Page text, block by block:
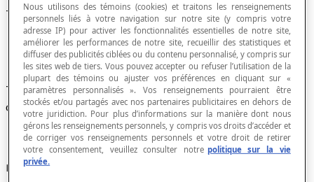
Triangle médian à un autre triangle
Triangle qui a pour sommets les milieux des
côtés d'un autre triangle.
Exemple
Nous utilisons des témoins (cookies) et traitons les renseignements
personnels liés à votre navigation sur notre site (y compris votre
adresse IP) pour activer les fonctionnalités essentielles de notre site,
améliorer les performances de notre site, recueillir des statistiques et
diffuser des publicités ciblées ou du contenu personnalisé, y compris sur
les sites web de tiers. Vous pouvez accepter ou refuser l’utilisation de la
plupart des témoins ou ajuster vos préférences en cliquant sur «
paramètres personnalisés ». Vos renseignements pourraient être
stockés et/ou partagés avec nos partenaires publicitaires en dehors de
votre juridiction. Pour plus d’informations sur la manière dont nous
gérons les renseignements personnels, y compris vos droits d’accéder et
de corriger vos renseignements personnels et votre droit de retirer
votre consentement, veuillez consulter notre politique sur la vie
privée.